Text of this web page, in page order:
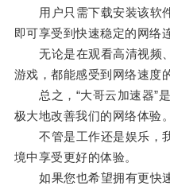
用户只需下载安装该软件
即可享受到快速稳定的网络
无论是在观看高清视频
游戏，都能感受到网络速度
总之，“大哥云加速器”是
极大地改善我们的网络体验。
不管是工作还是娱乐，
境中享受更好的体验。
如果您也希望拥有更快速